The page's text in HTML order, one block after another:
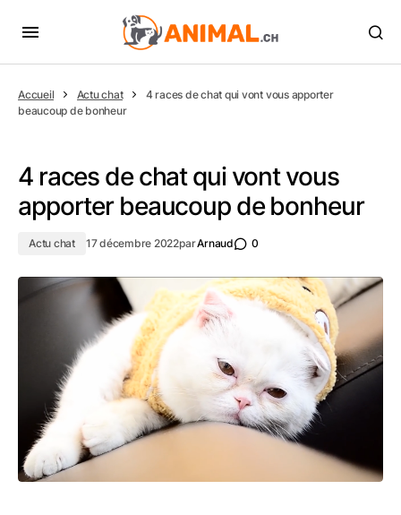
Accueil Actu chat
4 races de chat qui vont vous apporter
beaucoup de bonheur
4 races de chat qui vont vous
apporter beaucoup de bonheur
Actu chat 17 décembre 2022parArnaud 0